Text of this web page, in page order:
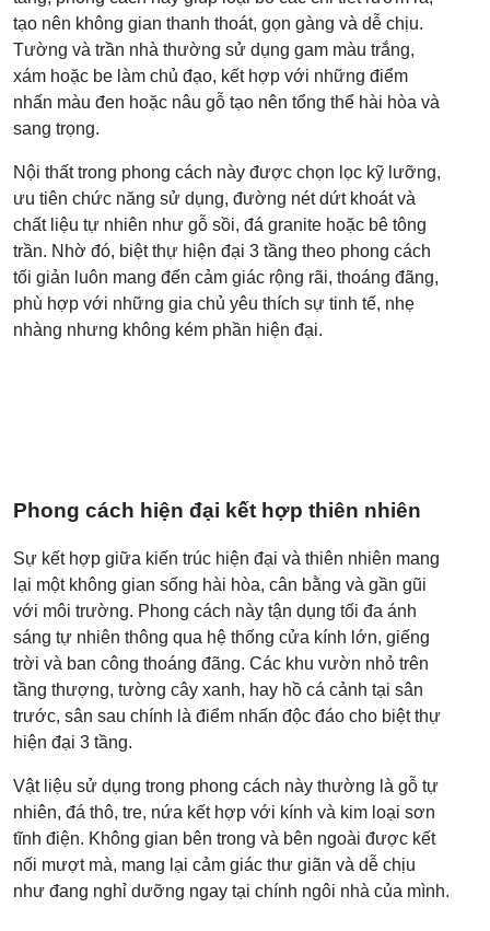
tạo nên không gian thanh thoát, gọn gàng và dễ chịu.
Tường và trần nhà thường sử dụng gam màu trắng,
xám hoặc be làm chủ đạo, kết hợp với những điểm
nhấn màu đen hoặc nâu gỗ tạo nên tổng thể hài hòa và
sang trọng.
Nội thất trong phong cách này được chọn lọc kỹ lưỡng,
ưu tiên chức năng sử dụng, đường nét dứt khoát và
chất liệu tự nhiên như gỗ sồi, đá granite hoặc bê tông
trần. Nhờ đó, biệt thự hiện đại 3 tầng theo phong cách
tối giản luôn mang đến cảm giác rộng rãi, thoáng đãng,
phù hợp với những gia chủ yêu thích sự tinh tế, nhẹ
nhàng nhưng không kém phần hiện đại.
Phong cách hiện đại kết hợp thiên nhiên
Sự kết hợp giữa kiến trúc hiện đại và thiên nhiên mang
lại một không gian sống hài hòa, cân bằng và gần gũi
với môi trường. Phong cách này tận dụng tối đa ánh
sáng tự nhiên thông qua hệ thống cửa kính lớn, giếng
trời và ban công thoáng đãng. Các khu vườn nhỏ trên
tầng thượng, tường cây xanh, hay hồ cá cảnh tại sân
trước, sân sau chính là điểm nhấn độc đáo cho biệt thự
hiện đại 3 tầng.
Vật liệu sử dụng trong phong cách này thường là gỗ tự
nhiên, đá thô, tre, nứa kết hợp với kính và kim loại sơn
tĩnh điện. Không gian bên trong và bên ngoài được kết
nối mượt mà, mang lại cảm giác thư giãn và dễ chịu
như đang nghỉ dưỡng ngay tại chính ngôi nhà của mình.